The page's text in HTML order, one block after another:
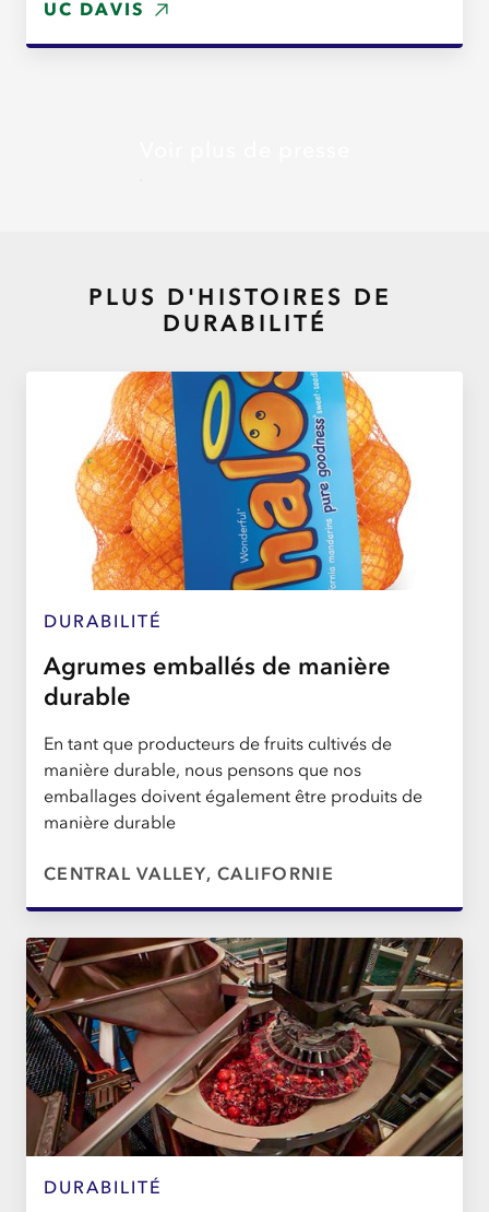
UC DAVIS
PLUS D'HISTOIRES DE
DURABILITÉ
DURABILITÉ
Agrumes emballés de manière
durable
En tant que producteurs de fruits cultivés de
manière durable, nous pensons que nos
emballages doivent également être produits de
manière durable
CENTRAL VALLEY, CALIFORNIE
DURABILITÉ